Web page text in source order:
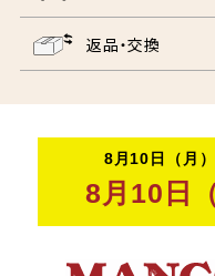
返品・交換